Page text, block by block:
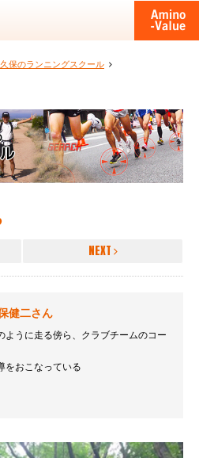
久保のランニングスクール
NEXT
健二さん
ように走る傍ら、クラブチームのコー
をおこなっている